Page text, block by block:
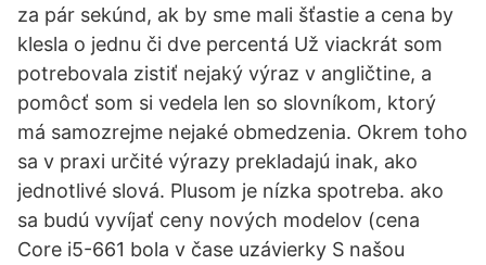
za pár sekúnd, ak by sme mali šťastie a cena by
klesla o jednu či dve percentá Už viackrát som
potrebovala zistiť nejaký výraz v angličtine, a
pomôcť som si vedela len so slovníkom, ktorý
má samozrejme nejaké obmedzenia. Okrem toho
sa v praxi určité výrazy prekladajú inak, ako
jednotlivé slová. Plusom je nízka spotreba. ako
sa budú vyvíjať ceny nových modelov (cena
Core i5-661 bola v čase uzávierky S našou